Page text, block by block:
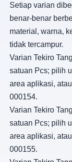
Setiap varian
benar-benar
material, warna,
tidak tercampur.
Varian Tekiro
satuan Pcs; pilih
area aplikasi,
000154.
Varian Tekiro
satuan Pcs; pilih
area aplikasi,
000155.